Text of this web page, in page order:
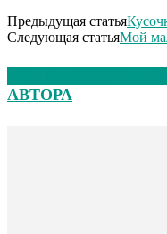
Предыдущая статья
Следующая статьяМой
АВТОРА